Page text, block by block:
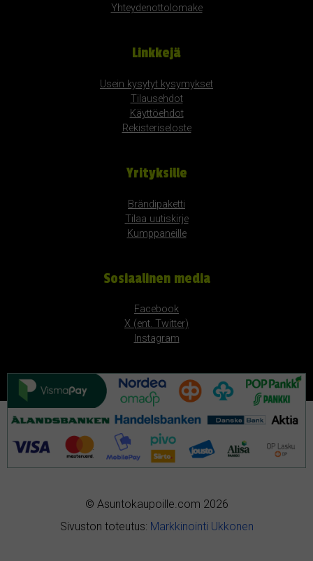
Yhteydenottolomake
Linkkejä
Usein kysytyt kysymykset
Tilausehdot
Käyttöehdot
Rekisteriseloste
Yrityksille
Brändipaketti
Tilaa uutiskirje
Kumppaneille
Sosiaalinen media
Facebook
X (ent. Twitter)
Instagram
© Asuntokaupoille.com 2026
Sivuston toteutus: Markkinointi Ukkonen